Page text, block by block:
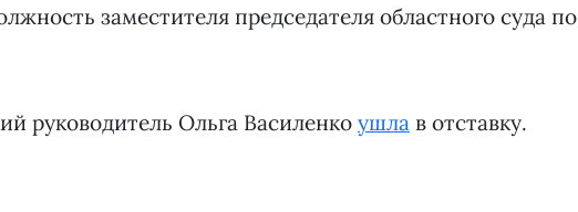
заместителя председателя областного суда по
руководитель Ольга Василенко ушла в отставку.